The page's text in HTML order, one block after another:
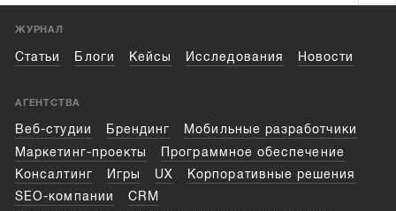
ЖУРНАЛ
Статьи Блоги Кейсы Исследования Новости
АГЕНТСТВА
Веб-студии Брендинг
Мобильные разработчики
Маркетинг-проекты
Программное обеспечение
Консалтинг
Игры UX
Корпоративные решения
SEO-компании
CRM